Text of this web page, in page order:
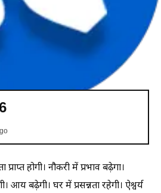
होगी। नौकरी में प्रभाव बढ़ेगा।
आय बढ़ेगी। घर में प्रसन्नता रहेगी। ऐश्वर्य